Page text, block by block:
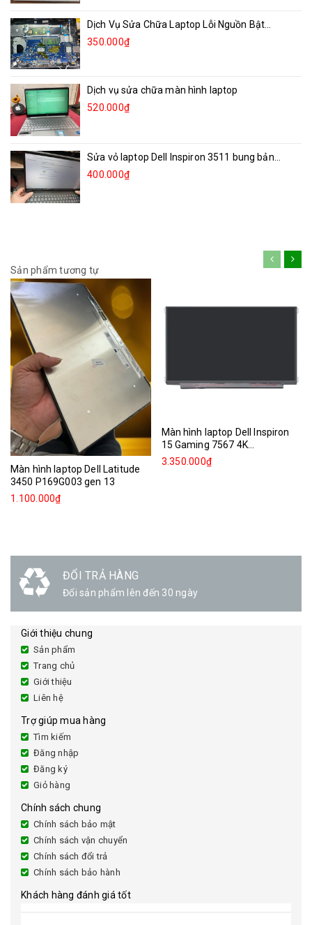
Dịch Vụ Sửa Chữa Laptop Lỗi Nguồn Bật...
350.000₫
Dịch vụ sửa chữa màn hình laptop
520.000₫
Sửa vỏ laptop Dell Inspiron 3511 bung bản...
400.000₫
Sản phẩm tương tự
Màn hình laptop Dell Latitude
3450 P169G003 gen 13
1.100.000₫
Màn hình laptop Dell Inspiron
15 Gaming 7567 4K...
3.350.000₫
ĐỔI TRẢ HÀNG
Đổi sản phẩm lên đến 30 ngày
Giới thiệu chung
Sản phẩm
Trang chủ
Giới thiệu
Liên hệ
Trợ giúp mua hàng
Tìm kiếm
Đăng nhập
Đăng ký
Giỏ hàng
Chính sách chung
Chính sách bảo mật
Chính sách vận chuyển
Chính sách đổi trả
Chính sách bảo hành
Khách hàng đánh giá tốt